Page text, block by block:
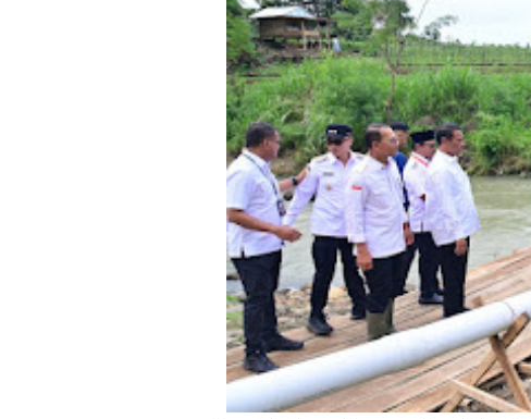
Memahami Masa Depan Gaza dan
Prabowonomics: Mengembalikan
HNW Dukung Persiapan Haji 2027
Prabowo: Kemitraan
Demi Jaga Roda Ekonomi
Masyarakat